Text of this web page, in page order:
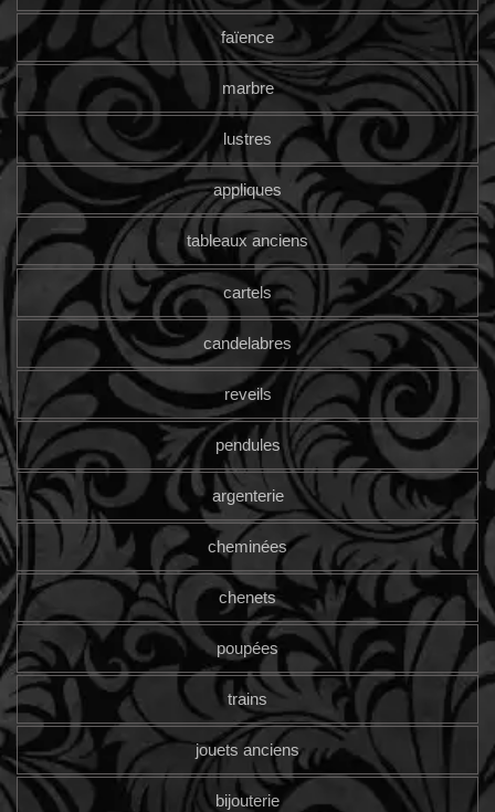
faïence
marbre
lustres
appliques
tableaux anciens
cartels
candelabres
reveils
pendules
argenterie
cheminées
chenets
poupées
trains
jouets anciens
bijouterie